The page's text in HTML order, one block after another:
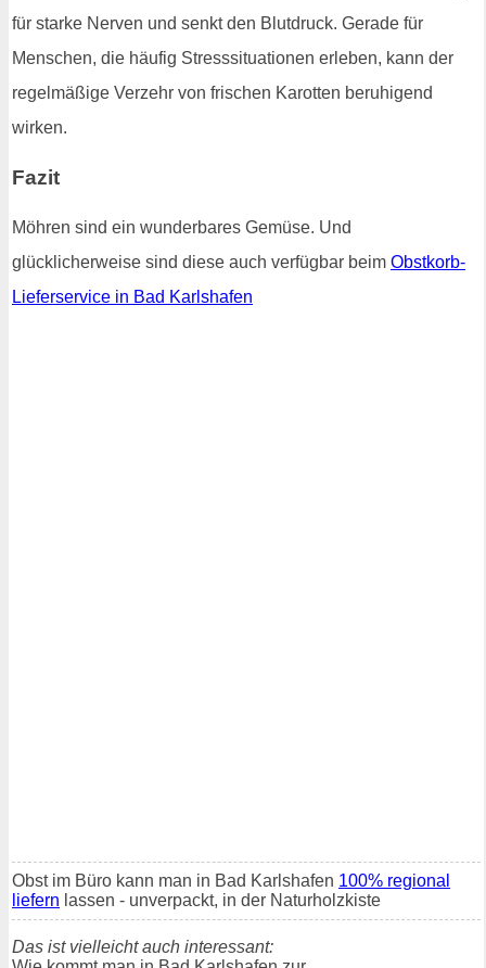
für starke Nerven und senkt den Blutdruck. Gerade für
Menschen, die häufig Stresssituationen erleben, kann der
regelmäßige Verzehr von frischen Karotten beruhigend
wirken.
Fazit
Möhren sind ein wunderbares Gemüse. Und
glücklicherweise sind diese auch verfügbar beim Obstkorb-
Lieferservice in Bad Karlshafen
Obst im Büro kann man in Bad Karlshafen 100% regional
liefern lassen - unverpackt, in der Naturholzkiste
Das ist vielleicht auch interessant: